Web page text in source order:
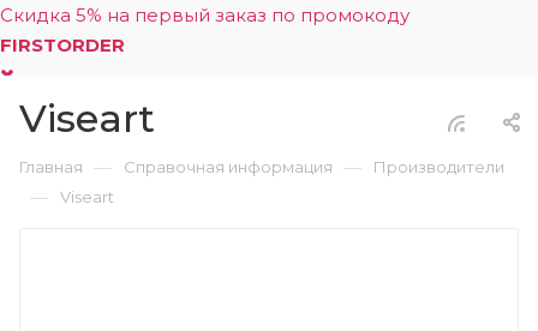
Скидка 5% на первый заказ по промокоду
FIRSTORDER
0
Viseart
Главная — Справочная информация — Производители
— Viseart